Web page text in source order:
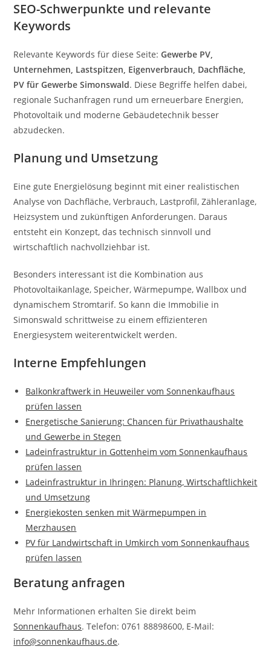
SEO-Schwerpunkte und relevante
Keywords
Relevante Keywords für diese Seite:Gewerbe PV,
Unternehmen, Lastspitzen, Eigenverbrauch, Dachfläche,
PV für Gewerbe Simonswald. Diese Begriffe helfen dabei,
regionale Suchanfragen rund um erneuerbare Energien,
Photovoltaik und moderne Gebäudetechnik besser
abzudecken.
Planung und Umsetzung
Eine gute Energielösung beginnt mit einer realistischen
Analyse von Dachfläche, Verbrauch, Lastprofil, Zähleranlage,
Heizsystem und zukünftigen Anforderungen. Daraus
entsteht ein Konzept, das technisch sinnvoll und
wirtschaftlich nachvollziehbar ist.
Besonders interessant ist die Kombination aus
Photovoltaikanlage, Speicher, Wärmepumpe, Wallbox und
dynamischem Stromtarif. So kann die Immobilie in
Simonswald schrittweise zu einem effizienteren
Energiesystem weiterentwickelt werden.
Interne Empfehlungen
Balkonkraftwerk in Heuweiler vom Sonnenkaufhaus
prüfen lassen
Energetische Sanierung: Chancen für Privathaushalte
und Gewerbe in Stegen
Ladeinfrastruktur in Gottenheim vom Sonnenkaufhaus
prüfen lassen
Ladeinfrastruktur in Ihringen: Planung, Wirtschaftlichkeit
und Umsetzung
Energiekosten senken mit Wärmepumpen in
Merzhausen
PV für Landwirtschaft in Umkirch vom Sonnenkaufhaus
prüfen lassen
Beratung anfragen
Mehr Informationen erhalten Sie direkt beim
Sonnenkaufhaus. Telefon: 0761 88898600, E-Mail:
info@sonnenkaufhaus.de.